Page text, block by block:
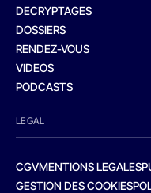
DECRYPTAGES
DOSSIERS
RENDEZ-VOUS
VIDEOS
PODCASTS
LEGAL
CGVMENTIONS LEGALES
GESTION DES COOKIES